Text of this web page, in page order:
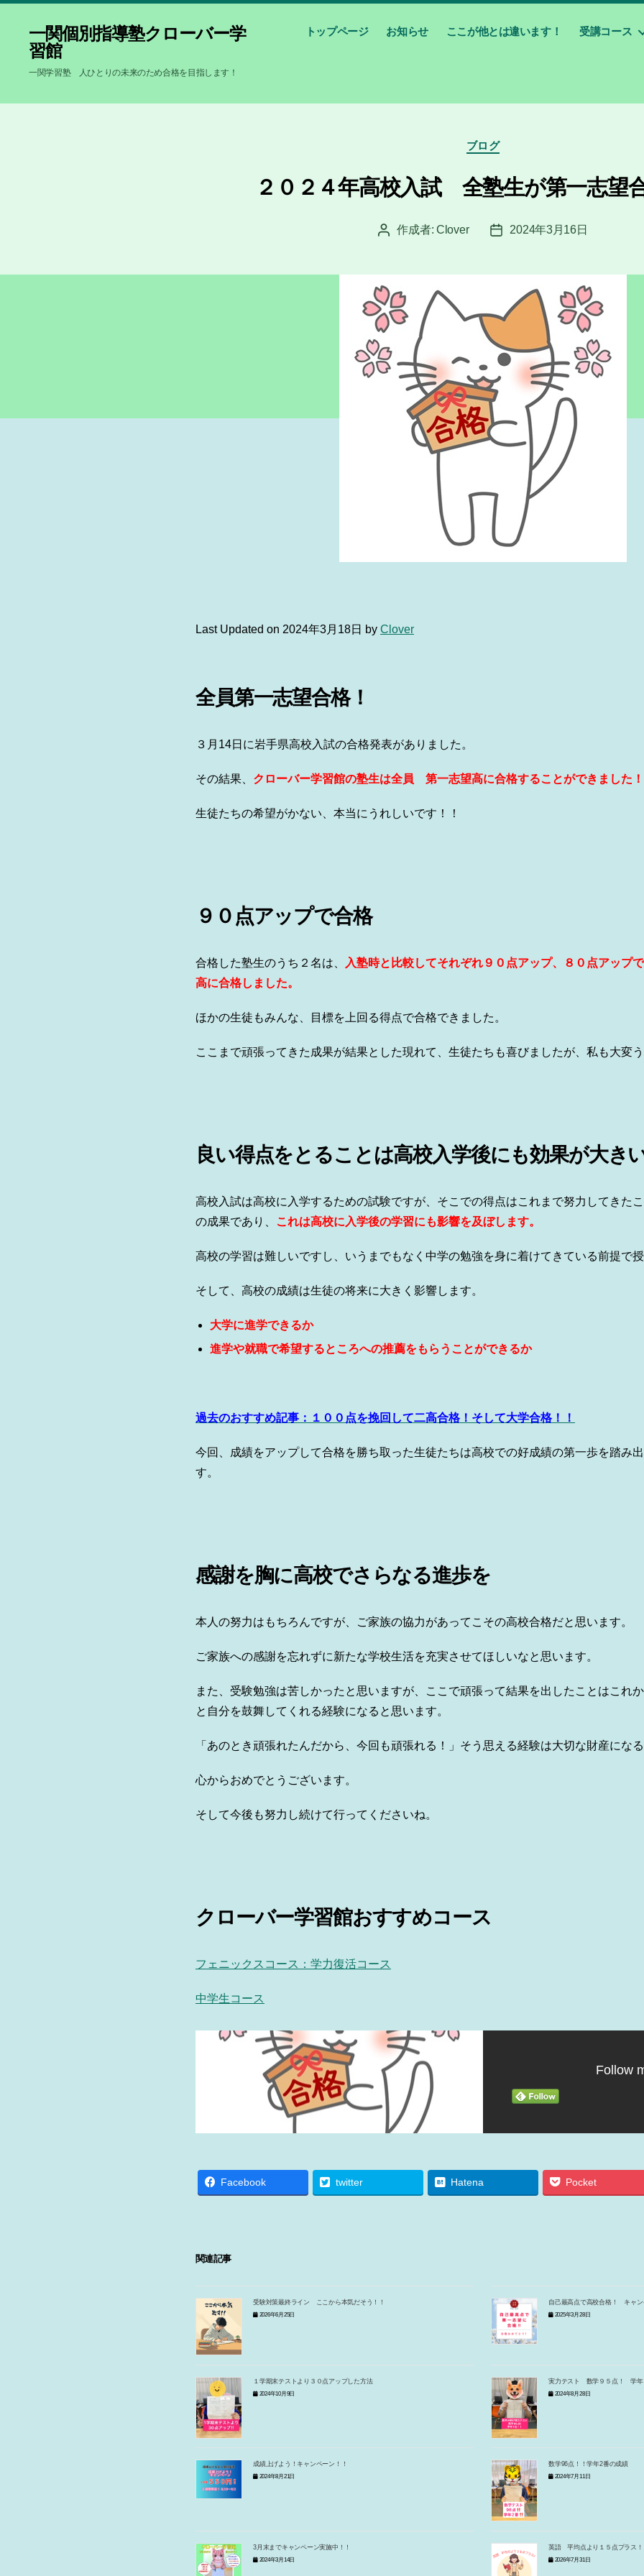
一関個別指導塾クローバー学
習館
一関学習塾 人ひとりの未来のため合格を目指します！
トップページ お知らせ ここが他とは違います！ 受講コース
カ
テ
リ
ー
ブログ
２０２４年高校入試 全塾生が第一志望
投
作成者: Clover
投
2024年3月16日
Last Updated on 2024年3月18日 by Clover
全員第一志望合格！
３月14日に岩手県高校入試の合格発表がありました。
その結果、 クローバー学習館の塾生は全員 第一志望高に合格することができました！
生徒たちの希望がかない、本当にうれしいです！！
９０点アップで合格
合格した塾生のうち２名は、
入塾時と比較してそれぞれ９０点アップ、８０点アップ
高に合格しました。
ほかの生徒もみんな、目標を上回る得点で合格できました。
ここまで頑張ってきた成果が結果とした現れて、生徒たちも喜びましたが、私も大変う
良い得点をとることは高校入学後にも効果が大き
高校入試は高校に入学するための試験ですが、そこでの得点はこれまで努力してきた
の成果であり、
これは高校に入学後の学習にも影響を及ぼします。
高校の学習は難しいですし、いうまでもなく中学の勉強を身に着けてきている前提で授
そして、高校の成績は生徒の将来に大きく影響します。
大学に進学できるか
進学や就職で希望するところへの推薦をもらうことができるか
過去のおすすめ記事：１００点を挽回して二高合格！そして大学合格！！
今回、成績をアップして合格を勝ち取った生徒たちは高校での好成績の第一歩を踏み
す。
感謝を胸に高校でさらなる進歩を
本人の努力はもちろんですが、ご家族の協力があってこその高校合格だと思います。
ご家族への感謝を忘れずに新たな学校生活を充実させてほしいなと思います。
また、受験勉強は苦しかったと思いますが、ここで頑張って結果を出したことはこれ
と自分を鼓舞してくれる経験になると思います。
「あのとき頑張れたんだから、今回も頑張れる！」そう思える経験は大切な財産になる
心からおめでとうございます。
そして今後も努力し続けて行ってくださいね。
クローバー学習館おすすめコース
フェニックスコース：学力復活コース
中学生コース
Follow
Facebook twitter Hatena Pocket
関連記事
受験対策最終ライン ここから本気だそう！！
2026年6月25日
自己最高点で高校合格！ キャン
2025年3月28日
１学期末テストより３０点アップした方法
2024年10月9日
実力テスト 数学９５点！ 学年
2024年8月28日
成績上げよう！キャンペーン！！
2024年8月21日
数学96点！！学年2番の成績
2024年7月11日
3月末までキャンペーン実施中！！
2024年3月14日
英語 平均点より１５点プラス！
2026年7月31日